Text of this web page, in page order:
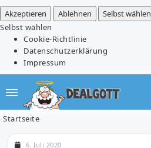
Akzeptieren
Ablehnen Selbst wählen
Selbst wählen
Cookie-Richtlinie
Datenschutzerklärung
Impressum
Startseite
6. Juli 2020